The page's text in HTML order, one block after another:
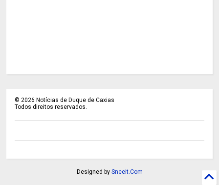
©2026 Notícias de Duque de Caxias
Todos direitos reservados.
Designed by Sneeit.Com